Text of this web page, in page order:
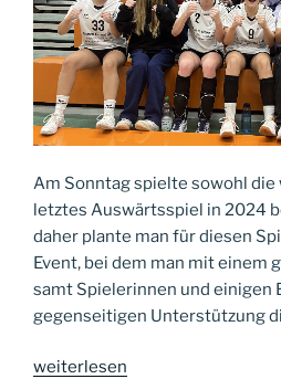
Am Sonntag spielte sowohl die
letztes Auswärtsspiel in 2024
daher plante man für diesen
Event, bei dem man mit einem
samt Spielerinnen und einigen
gegenseitigen Unterstützung
„Die
weiterlesen